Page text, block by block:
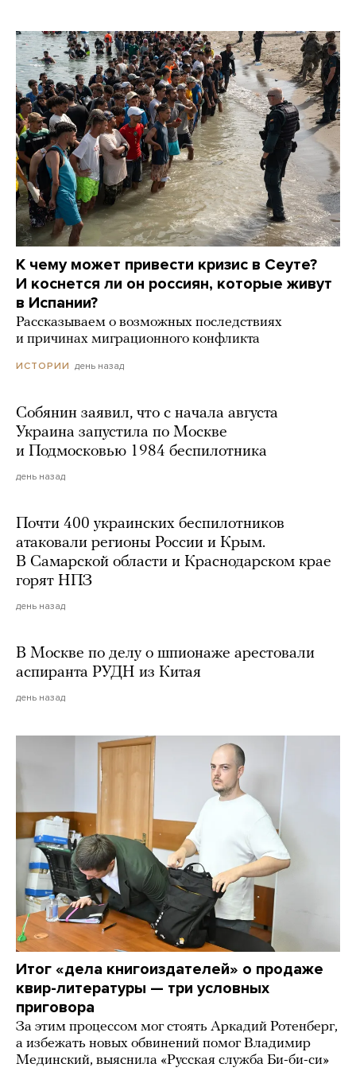
К чему может привести кризис в Сеуте?
И коснется ли он россиян, которые живут
в Испании?
Рассказываем о возможных последствиях
и причинах миграционного конфликта
ИСТОРИИ день назад
Собянин заявил, что с начала августа
Украина запустила по Москве
и Подмосковью 1984 беспилотника
день назад
Почти 400 украинских беспилотников
атаковали регионы России и Крым.
В Самарской области и Краснодарском крае
горят НПЗ
день назад
В Москве по делу о шпионаже арестовали
аспиранта РУДН из Китая
день назад
Итог «дела книгоиздателей» о продаже
квир-литературы — три условных
приговора
За этим процессом мог стоять Аркадий Ротенберг,
а избежать новых обвинений помог Владимир
Мединский, выяснила «Русская служба Би-би-си»